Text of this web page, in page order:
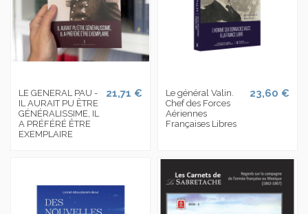
LE GENERAL PAU -
IL AURAIT PU ÊTRE
GÉNÉRALISSIME, IL
A PRÉFÉRÉ ÊTRE
EXEMPLAIRE
21,71 €
Le général Valin.
Chef des Forces
Aériennes
Françaises Libres
23,60 €